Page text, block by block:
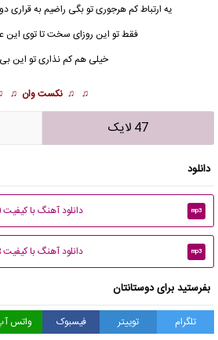
یه ارتباط کم هرجوری تو بگی راضیم به قراری
فقط تو این روزای سخت تا توی
خیلی هم کم نذاری تو این
♫ ♫ نکست وان ♫
47 لایک
دانلود
mp3 دانلود آهنگ با کیفیت 320
mp3 دانلود آهنگ با کیفیت 128
بفرستید برای دوستانتان
تلگرام توییتر فیسبوک واتس